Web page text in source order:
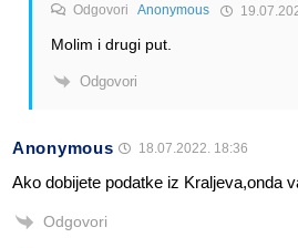
Odgovori Anonymous
Molim i drugi put.
Odgovori
Anonymous 18.07.2022. 18:36
Ako dobijete podatke iz Kraljeva,onda
Odgovori